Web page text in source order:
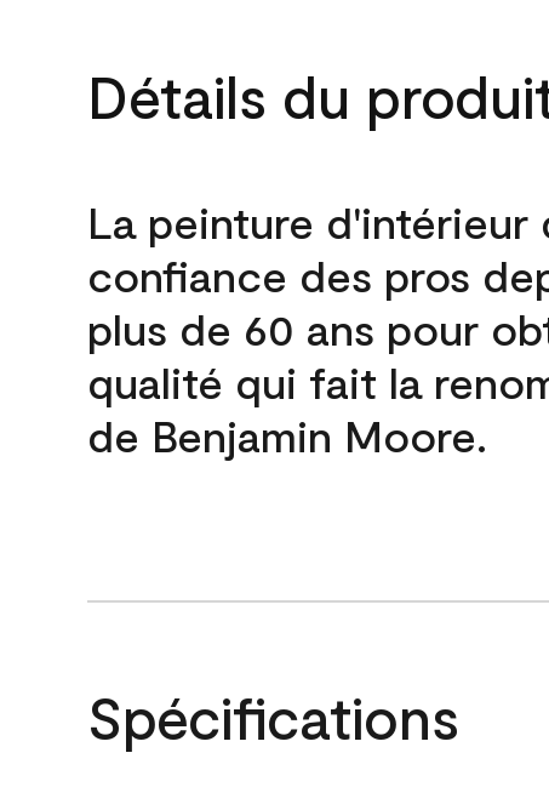
Détails du
La peinture d'intérieur
confiance des pros
plus de 60 ans pour
qualité qui fait la
de Benjamin Moore.
Spécifications